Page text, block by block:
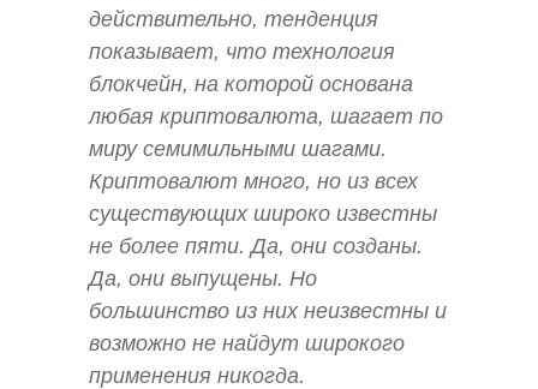
действительно, тенденция
показывает, что технология
блокчейн, на которой основана
любая криптовалюта, шагает по
миру семимильными шагами.
Криптовалют много, но из всех
существующих широко известны
не более пяти. Да, они созданы.
Да, они выпущены. Но
большинство из них неизвестны и
возможно не найдут широкого
применения никогда.